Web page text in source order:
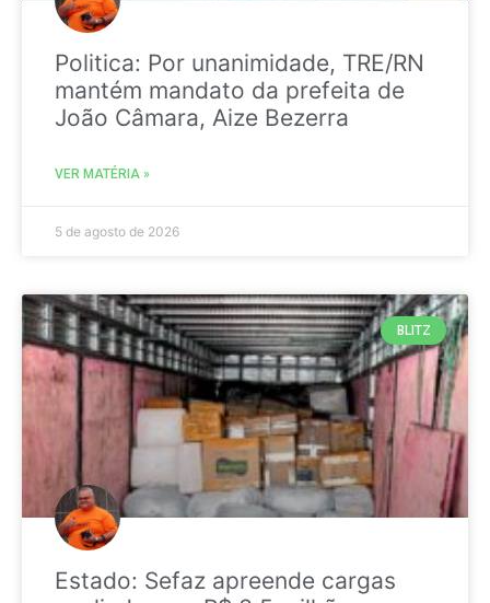
Politica: Por unanimidade, TRE/RN
mantém mandato da prefeita de
João Câmara, Aize Bezerra
VER MATÉRIA »
5 de agosto de 2026
BLITZ
Estado: Sefaz apreende cargas